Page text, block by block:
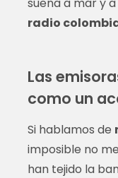
radio
Las
como un
Si hablamos de
imposible no
han tejido la